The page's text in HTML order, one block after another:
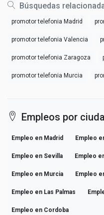
Búsquedas
promotor telefonia Madrid
promotor telefonia Valencia
promotor telefonia Zaragoza
promotor telefonia Murcia
Empleos por
Empleo en Madrid Empleo
Empleo en Sevilla Empleo
Empleo en Murcia Empleo
Empleo en Las Palmas
Empleo en Cordoba